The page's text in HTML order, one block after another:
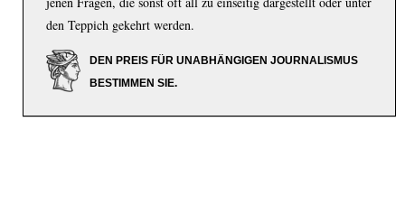
den Teppich gekehrt werden.
DEN PREIS FÜR UNABHÄNGIGEN JOURNALISMUS
BESTIMMEN SIE.